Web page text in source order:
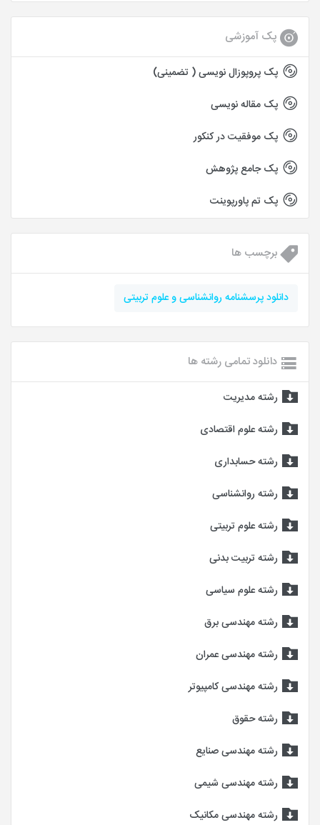
پک آموزشی
پک پروپوزال نویسی ( تضمینی)
پک مقاله نویسی
پک موفقیت در کنکور
پک جامع پژوهش
پک تم پاورپوینت
برچسب ها
دانلود پرسشنامه روانشناسی و علوم تربیتی
دانلود تمامی رشته ها
رشته مدیریت
رشته علوم اقتصادی
رشته حسابداری
رشته روانشناسی
رشته علوم تربیتی
رشته تربیت بدنی
رشته علوم سیاسی
رشته مهندسی برق
رشته مهندسی عمران
رشته مهندسی کامپیوتر
رشته حقوق
رشته مهندسی صنایع
رشته مهندسی شیمی
رشته مهندسی مکانیک